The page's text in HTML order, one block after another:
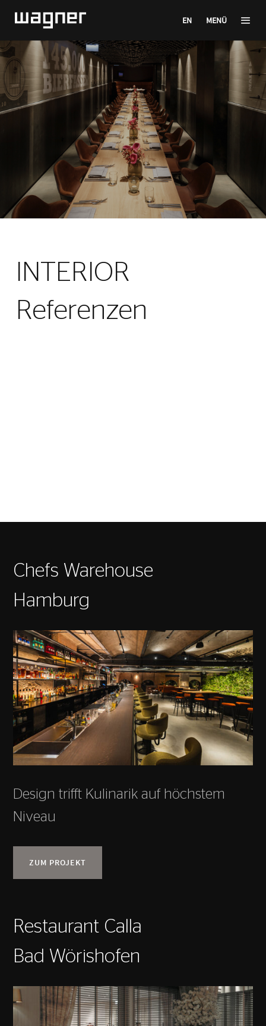
EN MENÜ
INTERIOR
Referenzen
Chefs Warehouse
Hamburg
Design trifft Kulinarik auf höchstem
Niveau
ZUM PROJEKT
Restaurant Calla
Bad Wörishofen